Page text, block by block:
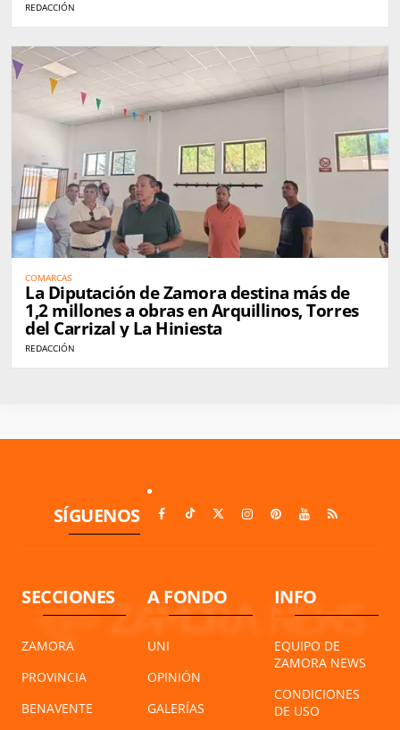
REDACCIÓN
COMARCAS
La Diputación de Zamora destina más de
1,2 millones a obras en Arquillinos, Torres
del Carrizal y La Hiniesta
REDACCIÓN
SÍGUENOS
SECCIONES
ZAMORA
PROVINCIA
BENAVENTE
A FONDO
UNI
OPINIÓN
GALERÍAS
INFO
EQUIPO DE
ZAMORA NEWS
CONDICIONES
DE USO